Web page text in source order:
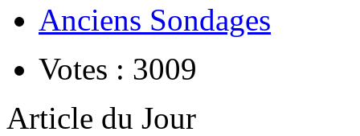
Anciens Sondages
Votes : 3009
Article du Jour